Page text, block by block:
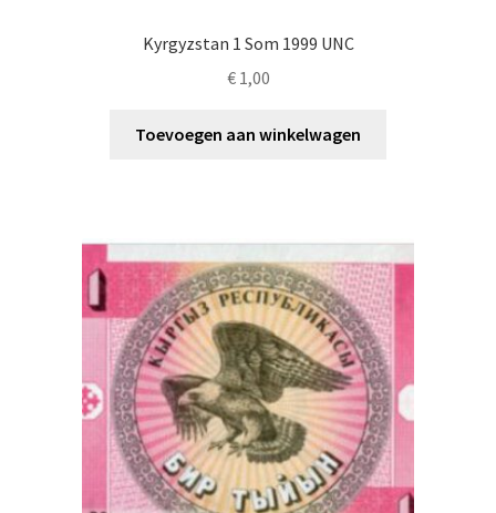
Kyrgyzstan 1 Som 1999 UNC
€1,00
Toevoegen aan winkelwagen